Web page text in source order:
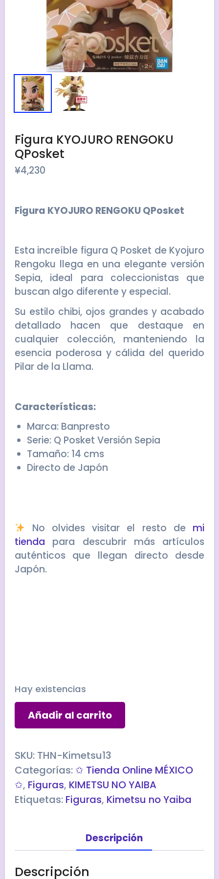
Figura KYOJURO RENGOKU
QPosket
¥4,230
Figura KYOJURO RENGOKU QPosket
Esta increíble figura Q Posket de Kyojuro
Rengoku llega en una elegante versión
Sepia, ideal para coleccionistas que
buscan algo diferente y especial.
Su estilo chibi, ojos grandes y acabado
detallado hacen que destaque en
cualquier colección, manteniendo la
esencia poderosa y cálida del querido
Pilar de la Llama.
Características:
Marca: Banpresto
Serie: Q Posket Versión Sepia
Tamaño: 14 cms
Directo de Japón
No olvides visitar el resto de mi
tienda para descubrir más artículos
auténticos que llegan directo desde
Japón.
Hay existencias
Figura
KYOJURO
QPosket
cantidad
Añadir al carrito
SKU: THN-Kimetsu13
Categorías: ✩ Tienda Online MÉXICO
✩, Figuras, KIMETSU NO YAIBA
Etiquetas: Figuras, Kimetsu no Yaiba
Descripción
Descripción